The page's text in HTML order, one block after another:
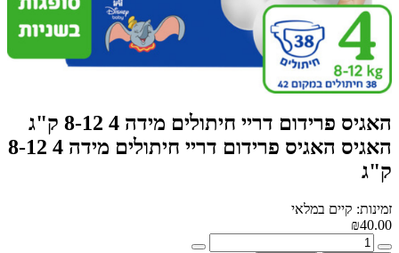
האגיס פרידום דריי חיתולים מידה 4 8-12 ק"ג
האגיס האגיס פרידום דריי חיתולים מידה 4 8-12
ק"ג
זמינות: קיים במלאי
₪40.00